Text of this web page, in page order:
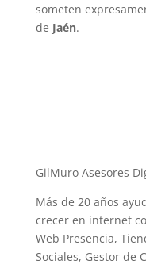
someten
de Jaén.
GilMuro Asesores
Más de 20 años
crecer en internet
Web Presencia,
Sociales, Gestor de